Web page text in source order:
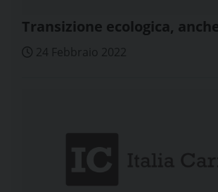
Transizione ecologica,
24 Febbraio 2022